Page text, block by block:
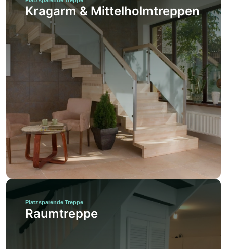
Kragarm & Mittelholmtreppen
Platzsparende Treppe
Raumtreppe